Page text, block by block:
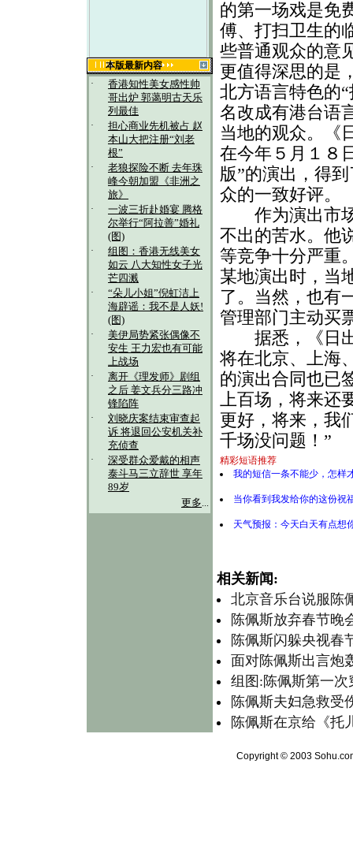
本版最新内容
·
香港知性美女感性帅
哥出炉 郭蔼明古天乐
列最佳
·
担心商业先机被占 赵
本山大把注册“刘老
根”
·
老狼探险不断 去年珠
峰今朝加盟《非洲之
旅》
·
一波三折赴婚宴 腾格
尔举行“阿拉善”婚礼
(图)
·
组图：香港无线美女
如云 八大知性女子光
芒四溅
·
“朵儿小姐”倪虹洁上
海辟谣：我不是人妖!
(图)
·
美伊局势紧张偶像不
安生 王力宏也有可能
上战场
·
离开《理发师》剧组
之后 姜文兵分三路冲
锋陷阵
·
刘晓庆案结束审查起
诉 将退回公安机关补
充侦查
·
深受群众爱戴的相声
泰斗马三立辞世 享年
89岁
更多...
的第一场戏是免
傅、打扫卫生的
些普通观众的意
更值得深思的是
北方语言特色的
名改成有港台语
当地的观众。《
在今年５月１８
版”的演出，得
众的一致好评。
作为演出市场
不出的苦水。他
等竞争十分严重
某地演出时，当
了。当然，也有
管理部门主动买
据悉，《日出
将在北京、上海
的演出合同也已
上百场，将来还
更好，将来，我
千场没问题！”
精彩短语推荐
我的短信一条不能少，怎样
当你看到我发给你的这份
天气预报：今天白天有点
相关新闻:
北京音乐台说服陈
陈佩斯放弃春节晚
陈佩斯闪躲央视春
面对陈佩斯出言炮
组图:陈佩斯第一
陈佩斯夫妇急救受
陈佩斯在京给《托
Copyright © 2003